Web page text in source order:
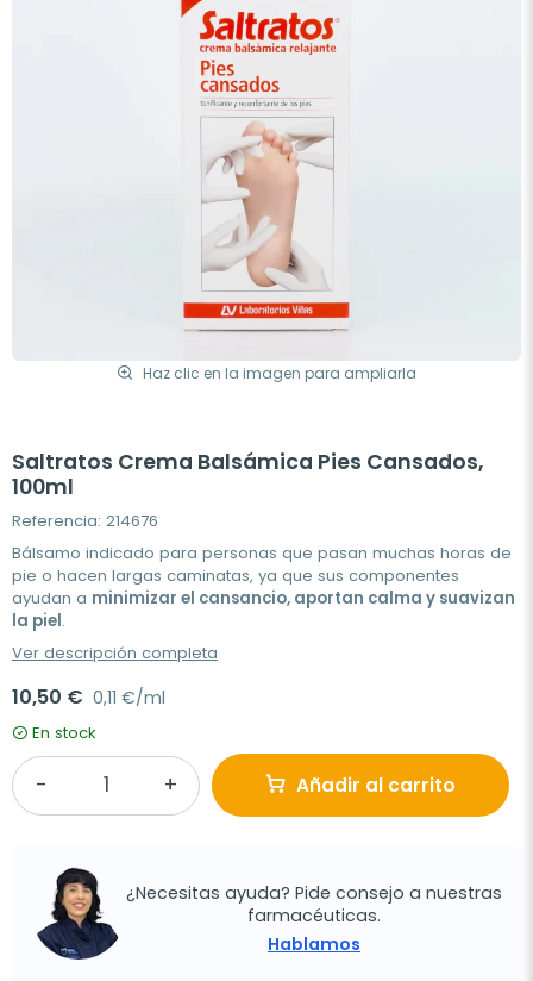
Haz clic en la imagen para ampliarla
Saltratos Crema Balsámica Pies Cansados,
100ml
Referencia: 214676
Bálsamo indicado para personas que pasan muchas horas de
pie o hacen largas caminatas, ya que sus componentes
ayudan a minimizar el cansancio, aportan calma y suavizan
la piel.
Ver descripción completa
10,50 € 0,11 €/ml
En stock
Añadir al carrito
¿Necesitas ayuda? Pide consejo a nuestras
farmacéuticas.
Hablamos